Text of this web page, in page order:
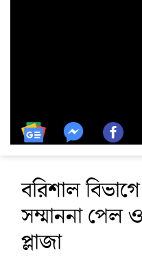
বরিশাল বিভাগে
সম্মাননা পেল
প্লাজা